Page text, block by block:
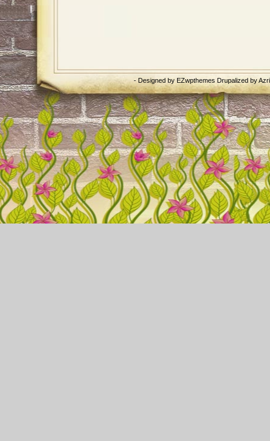
- Designed byEZwpthemesDrupalized by